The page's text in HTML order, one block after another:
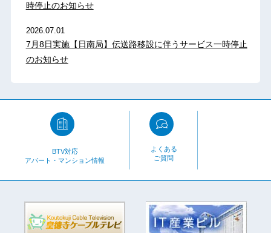
時停止のお知らせ
2026.07.01
7月8日実施【日南局】伝送路移設に伴うサービス一時停止
のお知らせ
BTV対応
アパート・マンション情報
よくある
ご質問